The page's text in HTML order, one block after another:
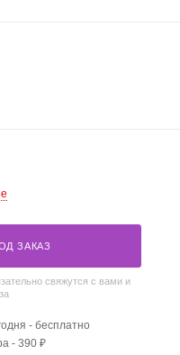
ЗАКАЗ
свяжутся с вами и
- бесплатно
- 390 ₽